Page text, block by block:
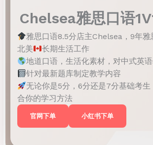
Chelsea雅思口语
雅思口语8.5分店主Chelsea，9年雅
北美
长期生活工作
地道口语，生活化素材，对中式英
针对最新题库制定教学内容
无论你是5分，6分还是7分基础考
合你的学习方法
官网下单 小红书下单